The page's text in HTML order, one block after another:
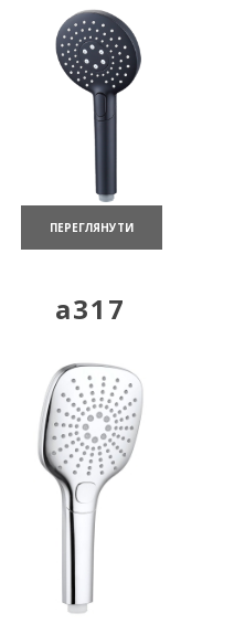
ПЕРЕГЛЯНУТИ
a317